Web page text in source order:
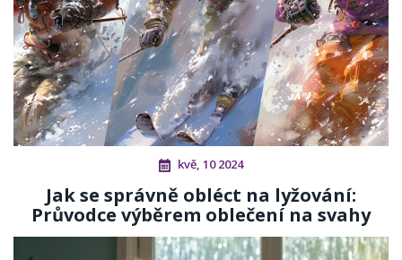
kvě, 10 2024
Jak se správně obléct na lyžování:
Průvodce výběrem oblečení na svahy